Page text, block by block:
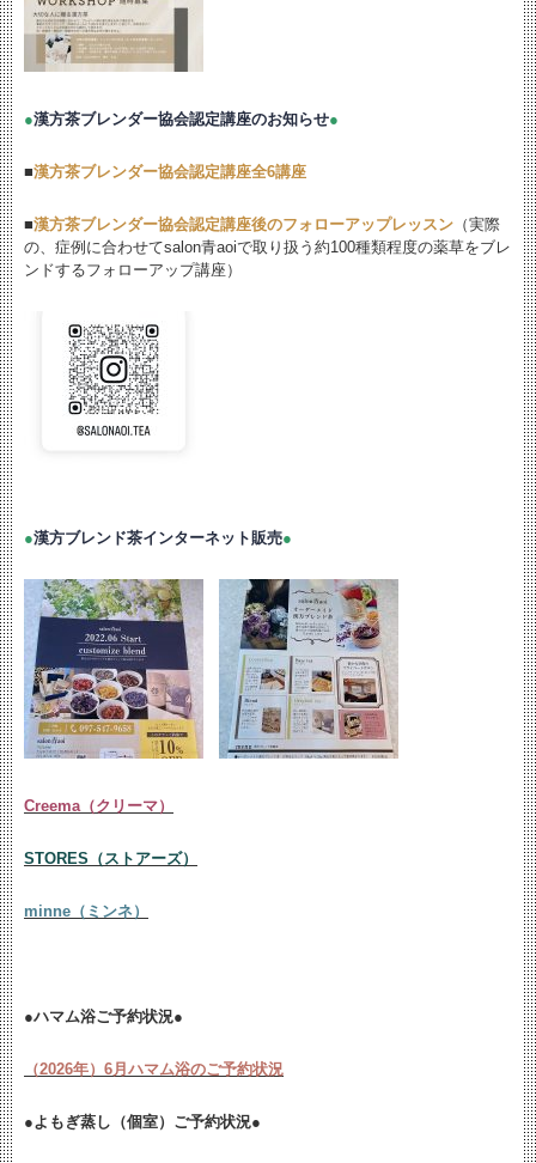
●漢方茶ブレンダー協会認定講座のお知らせ●
■漢方茶ブレンダー協会認定講座全6講座
■漢方茶ブレンダー協会認定講座後のフォローアップレッスン （実際
の、症例に合わせてsalon青aoiで取り扱う約100種類程度の薬草をブレ
ンドするフォローアップ講座）
●漢方ブレンド茶インターネット販売●
Creema（クリーマ）
STORES（ストアーズ）
minne（ミンネ）
●ハマム浴ご予約状況●
（2026年）6月ハマム浴のご予約状況
●よもぎ蒸し（個室）ご予約状況●